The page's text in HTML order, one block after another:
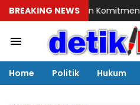
BREAKING NEWS
Komitmen terhadap
Home Politik Hukum